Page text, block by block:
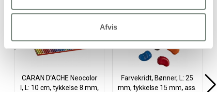
Afvis
Køb mere og spar
CARAN D’ACHE Neocolor
I, L: 10 cm, tykkelse 8 mm,
Farvekridt, Bønner, L: 25
mm, tykkelse 15 mm, ass.